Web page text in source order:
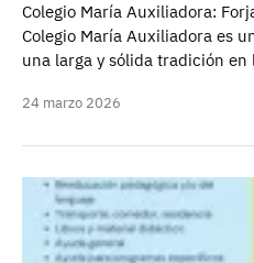
Colegio María Auxiliadora:
Colegio María Auxiliadora es
una larga y sólida tradición en
24 marzo 2026